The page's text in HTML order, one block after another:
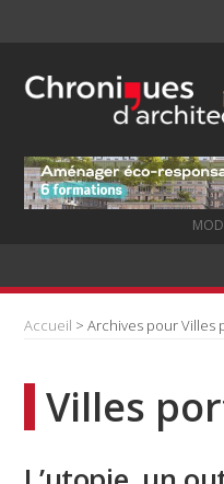
Accueil > Archives pour Villes
Villes